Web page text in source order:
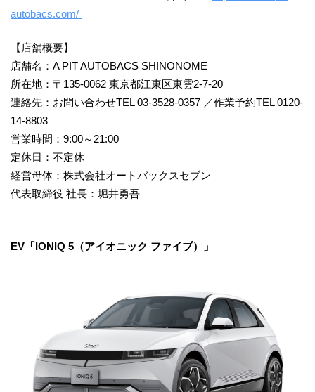
autobacs.com/
【店舗概要】
店舗名：A PIT AUTOBACS SHINONOME
所在地：〒135-0062 東京都江東区東雲2-7-20
連絡先：お問い合わせTEL 03-3528-0357 ／作業予約TEL 0120-
14-8803
営業時間：9:00～21:00
定休日：不定休
経営母体：株式会社オートバックスセブン
代表取締役 社長：堀井勇吾
EV「IONIQ 5（アイオニック ファイブ）」